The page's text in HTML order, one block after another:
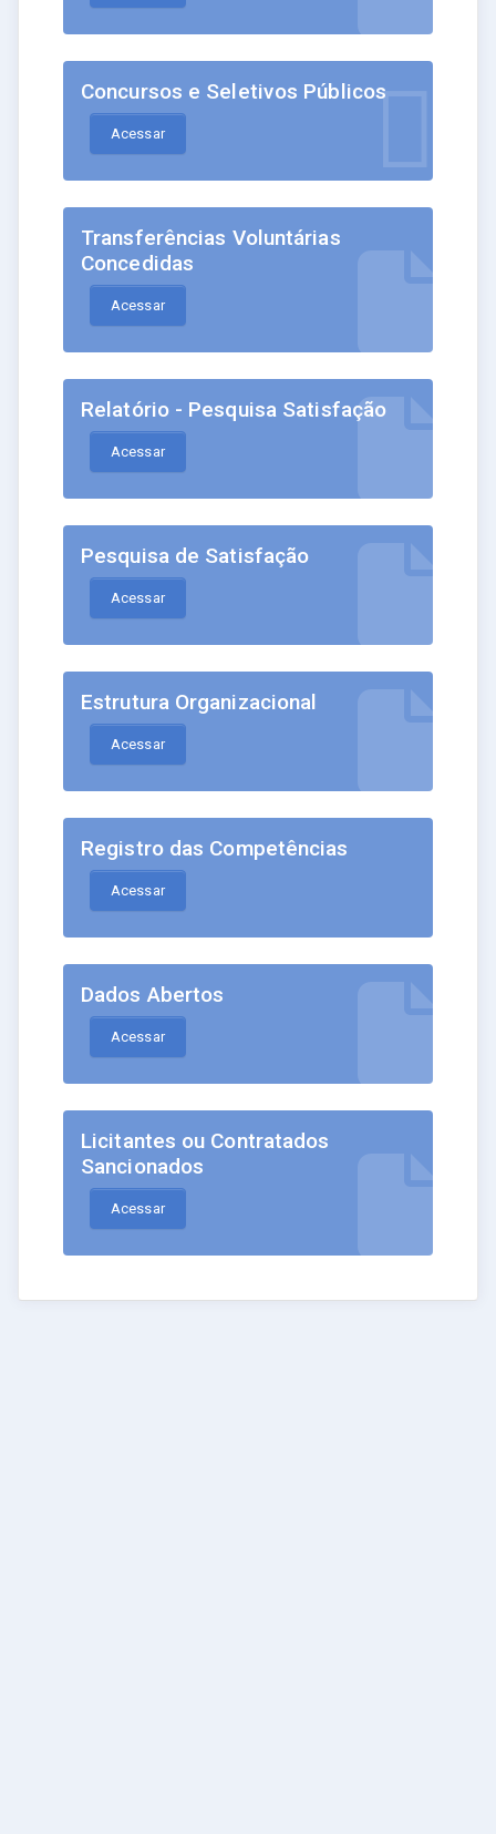
Concursos e Seletivos Públicos
Acessar
Transferências Voluntárias
Concedidas
Acessar
Relatório - Pesquisa Satisfação
Acessar
Pesquisa de Satisfação
Acessar
Estrutura Organizacional
Acessar
Registro das Competências
Acessar
Dados Abertos
Acessar
Licitantes ou Contratados
Sancionados
Acessar